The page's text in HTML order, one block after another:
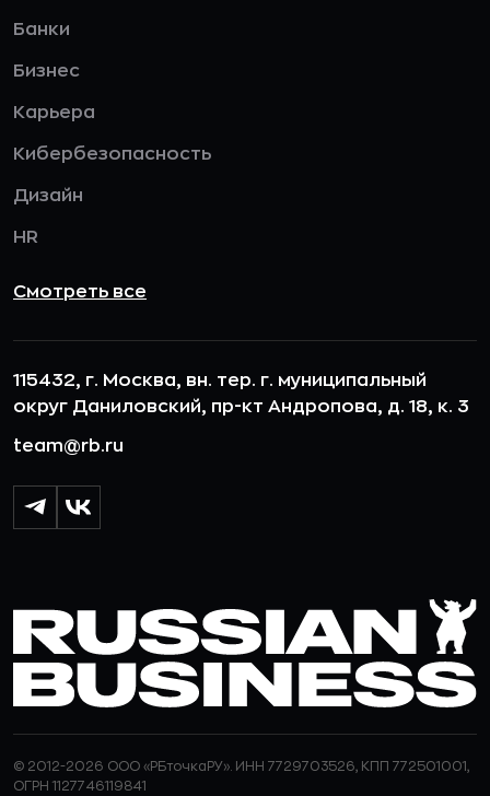
Банки
Бизнес
Карьера
Кибербезопасность
Дизайн
HR
Смотреть все
115432, г. Москва, вн. тер. г. муниципальный
округ Даниловский, пр-кт Андропова, д. 18, к. 3
team@rb.ru
© 2012-2026 ООО «РБточкаРУ». ИНН 7729703526, КПП 772501001,
ОГРН 1127746119841